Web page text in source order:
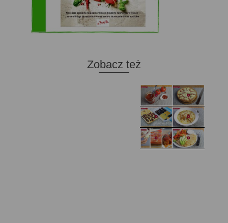
Zobacz też
Domowy ketchup (bez
cukru)
Tarta francuska z
cebulą i pomidorem
Domowe żelki
Zupa kurkowa z
selerem i pietruszką